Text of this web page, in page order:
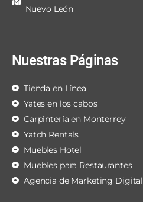
Nuevo León
Nuestras Páginas
Tienda en Línea
Yates en los cabos
Carpintería en Monterrey
Yatch Rentals
Muebles Hotel
Muebles para Restaurantes
Agencia de Marketing Digital